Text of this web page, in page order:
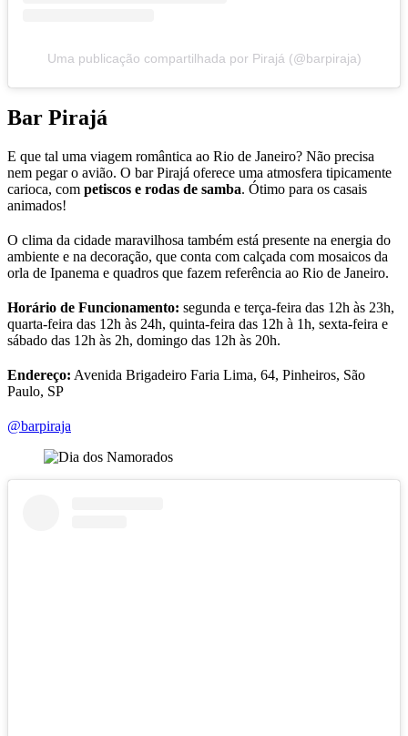
Uma publicação compartilhada por Pirajá (@barpiraja)
Bar Pirajá
E que tal uma viagem romântica ao Rio de Janeiro? Não precisa
nem pegar o avião. O bar Pirajá oferece uma atmosfera tipicamente
carioca, com petiscos e rodas de samba. Ótimo para os casais
animados!
O clima da cidade maravilhosa também está presente na energia do
ambiente e na decoração, que conta com calçada com mosaicos da
orla de Ipanema e quadros que fazem referência ao Rio de Janeiro.
Horário de Funcionamento: segunda e terça-feira das 12h às 23h,
quarta-feira das 12h às 24h, quinta-feira das 12h à 1h, sexta-feira e
sábado das 12h às 2h, domingo das 12h às 20h.
Endereço: Avenida Brigadeiro Faria Lima, 64, Pinheiros, São
Paulo, SP
@barpiraja